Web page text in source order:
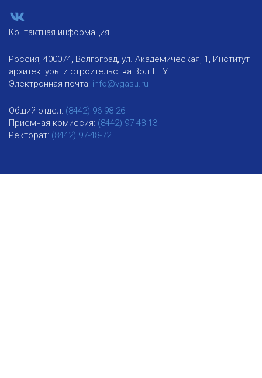
Контактная информация
Россия, 400074, Волгоград, ул. Академическая, 1, Институт
архитектуры и строительства ВолгГТУ
Электронная почта: info@vgasu.ru
Общий отдел: (8442) 96-98-26
Приемная комиссия: (8442) 97-48-13
Ректорат: (8442) 97-48-72